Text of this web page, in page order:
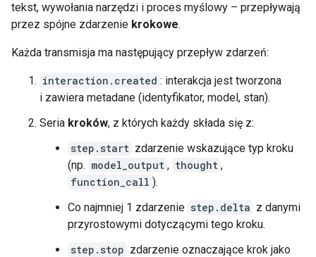
tekst, wywołania narzędzi i proces myślowy – przepływają
przez spójne zdarzenie krokowe.
Każda transmisja ma następujący przepływ zdarzeń:
interaction.created : interakcja jest tworzona
i zawiera metadane (identyfikator, model, stan).
Seria kroków, z których każdy składa się z:
step.start zdarzenie wskazujące typ kroku
(np. model_output , thought ,
function_call ).
Co najmniej 1 zdarzenie step.delta z danymi
przyrostowymi dotyczącymi tego kroku.
step.stop zdarzenie oznaczające krok jako